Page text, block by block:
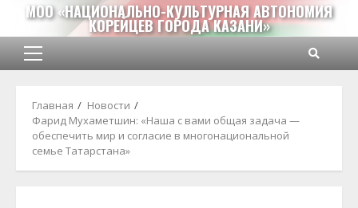
Перейти
содержимому
МОО «НАЦИОНАЛЬНО-КУЛЬТУРНАЯ АВТОНОМИЯ
КОРЕЙЦЕВ ГОРОДА КАЗАНИ»
Основное
Главная
Новости
Фарид Мухаметшин: «Наша с вами общая задача —
обеспечить мир и согласие в многонациональной
семье Татарстана»